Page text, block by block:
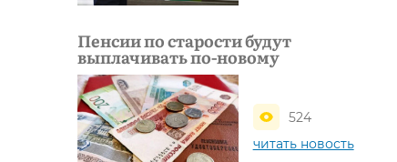
Пенсии по старости будут
выплачивать по-новому
524
читать новость